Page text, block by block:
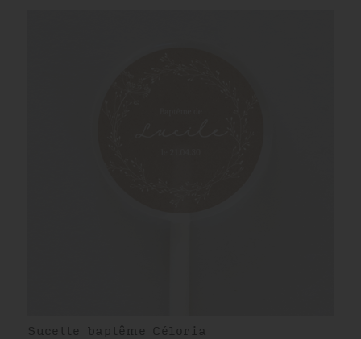
Sucette baptême Céloria